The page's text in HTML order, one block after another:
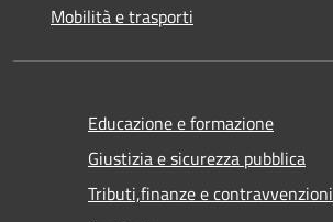
Mobilità e trasporti
Educazione e formazione
Giustizia e sicurezza pubblica
Tributi,finanze e contravvenzioni